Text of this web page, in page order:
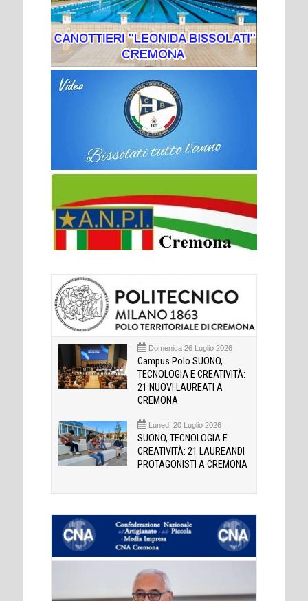
Domenica 26 Luglio 2026
Campus Polo SUONO,
TECNOLOGIA E CREATIVITÀ:
21 NUOVI LAUREATI A
CREMONA
Lunedì 20 Luglio 2026
SUONO, TECNOLOGIA E
CREATIVITÀ: 21 LAUREANDI
PROTAGONISTI A CREMONA